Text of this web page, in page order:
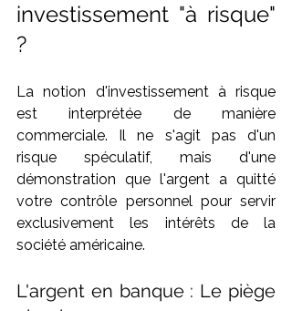
investissement "à risque"
?
La notion d'investissement à risque
est interprétée de manière
commerciale. Il ne s'agit pas d'un
risque spéculatif, mais d'une
démonstration que l'argent a quitté
votre contrôle personnel pour servir
exclusivement les intérêts de la
société américaine.
L'argent en banque : Le piège